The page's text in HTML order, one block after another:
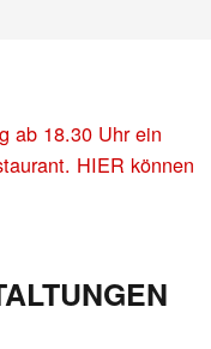
ab 18.30 Uhr ein
HIER können